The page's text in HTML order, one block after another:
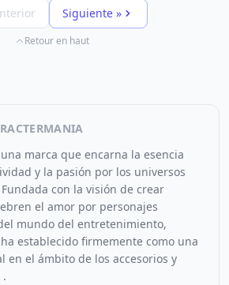
Siguiente »
Retour en haut
marca que encarna la esencia
y la pasión por los universos
con la visión de crear
el amor por personajes
mundo del entretenimiento,
establecido firmemente como una
en el ámbito de los accesorios y